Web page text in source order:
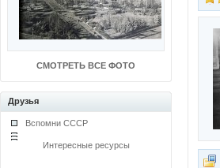
СМОТРЕТЬ ВСЕ ФОТО
Друзья
Вспомни СССР
Интересные ресурсы